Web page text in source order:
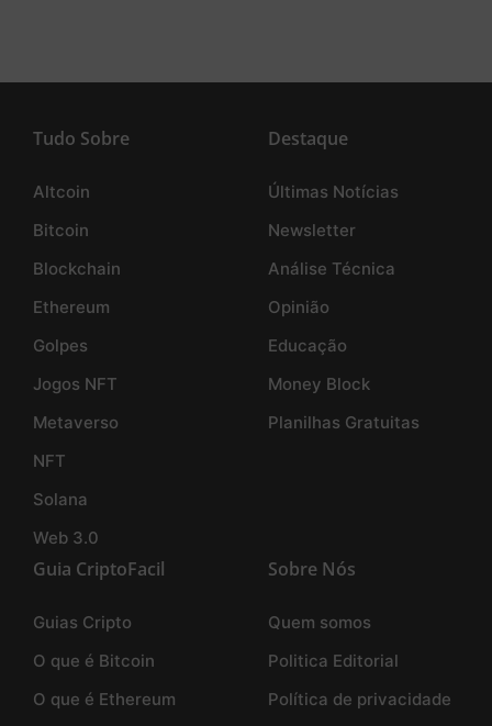
Tudo Sobre
Altcoin
Bitcoin
Blockchain
Ethereum
Golpes
Jogos NFT
Metaverso
NFT
Solana
Web 3.0
Destaque
Últimas Notícias
Newsletter
Análise Técnica
Opinião
Educação
Money Block
Planilhas Gratuitas
Guia CriptoFacil
Guias Cripto
O que é Bitcoin
O que é Ethereum
Sobre Nós
Quem somos
Politica Editorial
Política de privacidade